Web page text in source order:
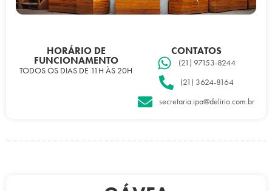
HORÁRIO DE
FUNCIONAMENTO
TODOS OS DIAS DE 11H ÀS 20H
CONTATOS
(21) 97153-8244
(21) 3624-8164
secretaria.ipa@delirio.com.br